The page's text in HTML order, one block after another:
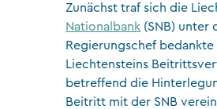
Zunächst traf sich die
Nationalbank (SNB) unter
Regierungschef
Liechtensteins
betreffend die
Beitritt mit der SNB